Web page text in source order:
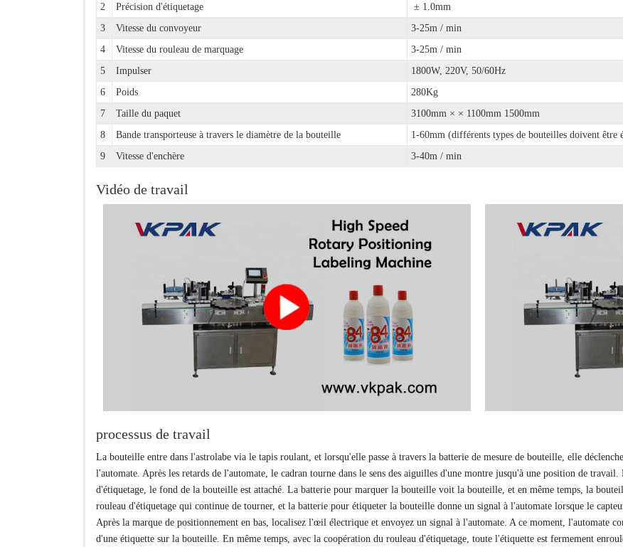
2
Précision d'étiquetage
± 1.0mm
3
Vitesse du convoyeur
3-25m / min
4
Vitesse du rouleau de marquage
3-25m / min
5
Impulser
1800W, 220V, 50/60Hz
6
Poids
280Kg
7
Taille du paquet
3100mm × × 1100mm 1500mm
8
Bande transporteuse à travers le diamètre de la bouteille
1-60mm (différents types de bouteilles doivent être
9
Vitesse d'enchère 3-40m / min
Vidéo de travail
processus de travail
La bouteille entre dans l'astrolabe via le tapis roulant, et lorsqu'elle passe à travers la batterie de mesure de bouteille, elle
l'automate. Après les retards de l'automate, le cadran tourne dans le sens des aiguilles d'une montre jusqu'à une position de
d'étiquetage, le fond de la bouteille est attaché. La batterie pour marquer la bouteille voit la bouteille, et en même temps, la
rouleau d'étiquetage qui continue de tourner, et la batterie pour étiqueter la bouteille donne un signal à l'automate lorsque le
Après la marque de positionnement en bas, localisez l'œil électrique et envoyez un signal à l'automate. A ce moment, l'automate
d'une étiquette sur la bouteille. En même temps, avec la coopération du rouleau d'étiquetage, toute l'étiquette est fermement